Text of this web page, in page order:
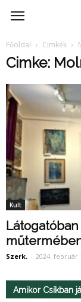
RomKat.ro
Főoldal Cimkék
Cimke:
Kult
Szerk. - 2024. február
Amikor Csíkban